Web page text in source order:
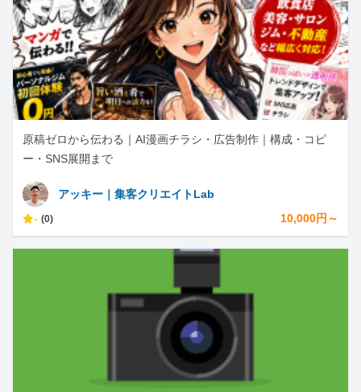
原稿ゼロから伝わる｜AI漫画チラシ・広告制作｜構成・コピ
ー・SNS展開まで
アッキー｜集客クリエイトLab
- (0) 10,000円～